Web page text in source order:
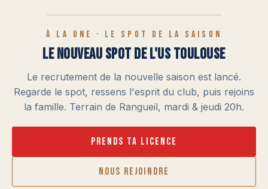
À LA UNE · LE SPOT DE LA SAISON
LE NOUVEAU SPOT DE L'US TOULOUSE
Le recrutement de la nouvelle saison est lancé.
Regarde le spot, ressens l'esprit du club, puis rejoins
la famille. Terrain de Rangueil, mardi & jeudi 20h.
Prends ta licence
Nous rejoindre